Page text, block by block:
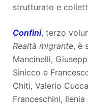
strutturato e
Confini, terzo
Realtà migrante, è
Mancinelli,
Sinicco e
Chiti, Valerio
Franceschini,